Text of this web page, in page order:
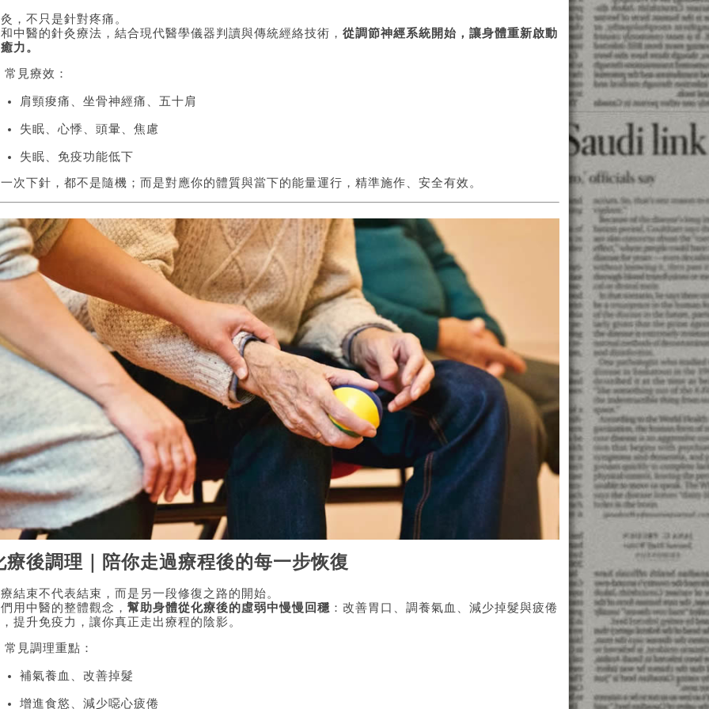
，不只是針對疼痛。
中醫的針灸療法，結合現代醫學儀器判讀與傳統經絡技術， 從調節神經系統開始，讓身體重新啟動
力。
常見療效：
肩頸痠痛、坐骨神經痛、五十肩
失眠、心悸、頭暈、焦慮
失眠、免疫功能低下
次下針，都不是隨機；而是對應你的體質與當下的能量運行，精準施作、安全有效。
療後調理｜陪你走過療程後的每一步恢復
結束不代表結束，而是另一段修復之路的開始。
用中醫的整體觀念， 幫助身體從化療後的虛弱中慢慢回穩 ：改善胃口、調養氣血、減少掉髮與疲倦
提升免疫力，讓你真正走出療程的陰影。
常見調理重點：
補氣養血、改善掉髮
增進食慾、減少噁心疲倦